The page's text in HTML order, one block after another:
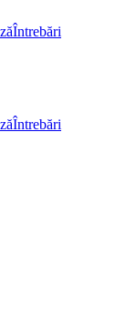
Întrebări
Întrebări